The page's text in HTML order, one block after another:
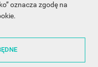
oznacza zgodę na